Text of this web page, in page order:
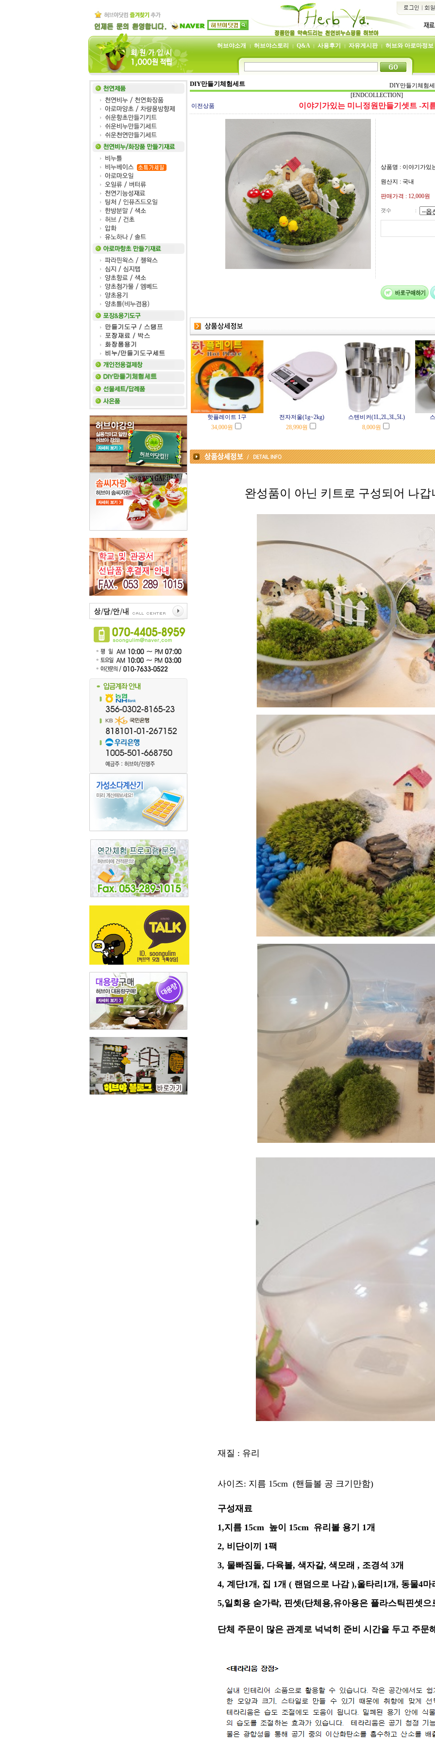
허브야소개 허브야스토리 Q&A 사용후기 자유게시판 허브와 아로마정보
DIY만들기체험세트
DIY만들기체험
[ENDCOLLECTION]
이전상품
이야기가있는 미니정원만들기셋트 -지
상품명 : 이야기가있
원산지 : 국내
판매가격 : 12,000원
갯수 :
핫플레이트 1구 전자저울(1g~2kg) 스텐비커(1L,2L,3L,5L)
34,000원 28,990원 8,000원
완성품이 아닌 키트로 구성되어 나갑
재질 : 유리
사이즈: 지름 15cm (핸들볼 공 크기만함)
구성재료
1,지름 15cm 높이 15cm 유리볼 용기 1개
2, 비단이끼 1팩
3, 물빠짐돌, 다육볼, 색자갈, 색모래 , 조경석 3개
4, 계단1개, 집 1개 ( 랜덤으로 나감 ),울타리1개, 동물4마
5,일회용 숟가락, 핀셋(단체용,유아용은 플라스틱핀셋
단체 주문이 많은 관계로 넉넉히 준비 시간을 두고 주문